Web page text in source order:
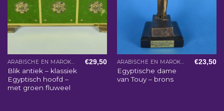
ARABISCHE EN MAROKKAANSE WOONACCESSOIRES
Blik antiek – klassiek
Egyptisch hoofd –
met groen fluweel
€29,50 ARABISCHE EN MAROKKAANSE WOONACCESSOIRES
Egyptische dame
van Touy – brons
€23,50